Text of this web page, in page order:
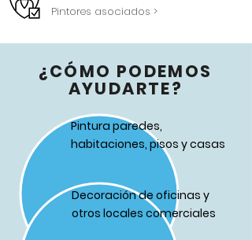
Pintores asociados >
¿CÓMO PODEMOS
AYUDARTE?
Pintura paredes,
habitaciones, pisos y casas
Decoración de oficinas y
otros locales comerciales